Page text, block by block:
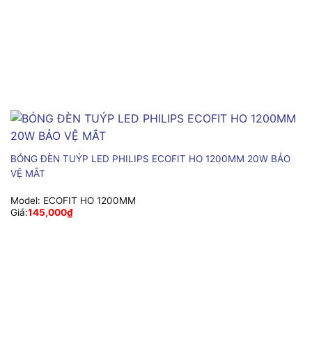
BÓNG ĐÈN TUÝP LED PHILIPS ECOFIT HO 1200MM 20W BẢO
VỆ MẮT
Model: ECOFIT HO 1200MM
Giá:145,000₫